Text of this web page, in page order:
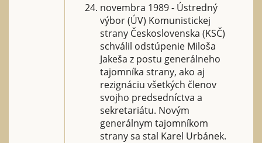
novembra 1989 - Ústredný
výbor (ÚV) Komunistickej
strany Československa (KSČ)
schválil odstúpenie Miloša
Jakeša z postu generálneho
tajomníka strany, ako aj
rezignáciu všetkých členov
svojho predsedníctva a
sekretariátu. Novým
generálnym tajomníkom
strany sa stal Karel Urbánek.